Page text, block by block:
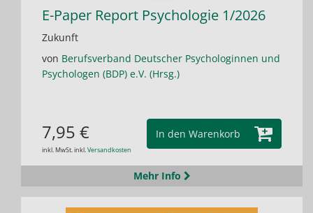
E-Paper Report Psychologie 1/2026
Zukunft
von Berufsverband Deutscher Psychologinnen und
Psychologen (BDP) e.V. (Hrsg.)
In den Warenkorb
7,95 €
inkl. MwSt. inkl.Versandkosten
Mehr Info